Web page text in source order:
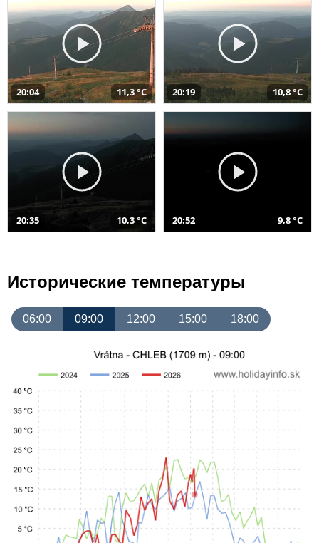
20:04 11,3 °C 20:19 10,8 °C
20:35 10,3 °C 20:52 9,8 °C
Исторические температуры
06:00 09:00 12:00 15:00 18:00